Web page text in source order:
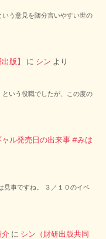
う意見を随分言いやすい世の
版】 に シン より
いう役職でしたが、この度の
ル発売日の出来事 #みは
見事ですね。 ３／１０のイベ
介 に シン（財研出版共同